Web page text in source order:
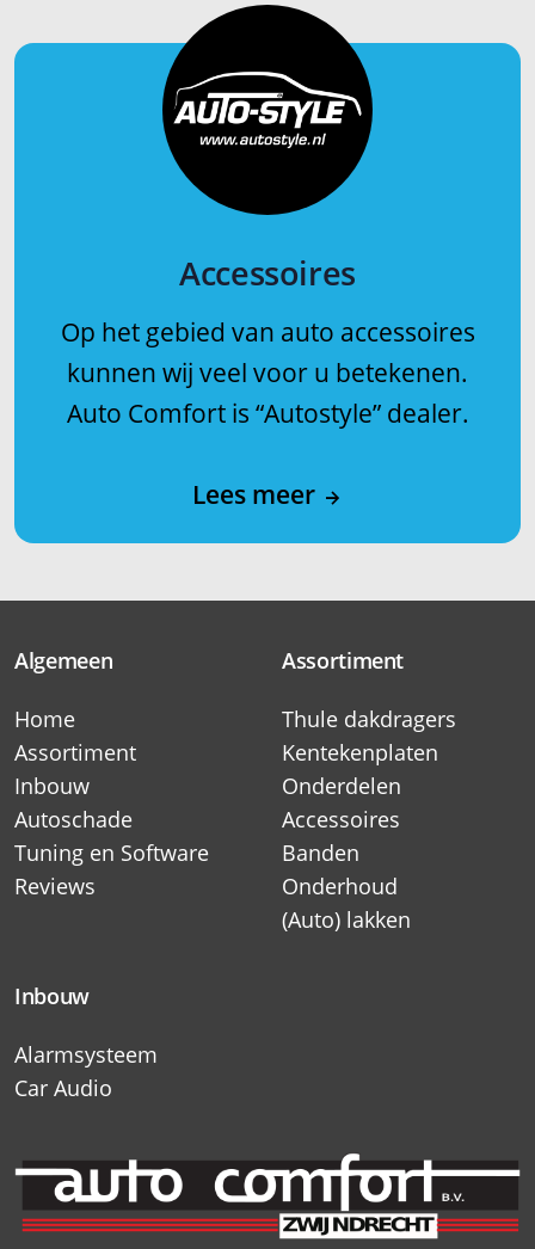
Accessoires
Op het gebied van auto accessoires
kunnen wij veel voor u betekenen.
Auto Comfort is “Autostyle” dealer.
Lees meer
Algemeen
Home
Assortiment
Inbouw
Autoschade
Tuning en Software
Reviews
Assortiment
Thule dakdragers
Kentekenplaten
Onderdelen
Accessoires
Banden
Onderhoud
(Auto) lakken
Inbouw
Alarmsysteem
Car Audio